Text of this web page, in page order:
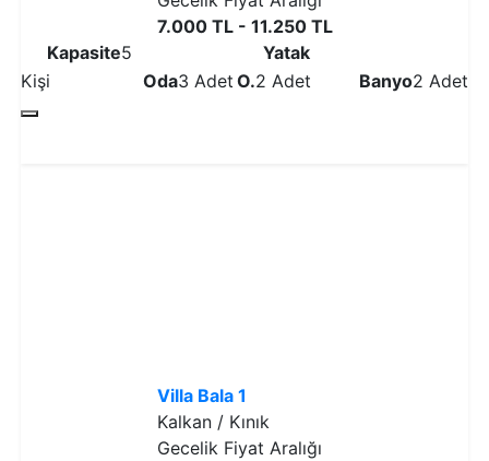
7.000 TL - 11.250 TL
Kapasite5
Kişi
Oda3 Adet
Yatak
O.2 Adet Banyo2 Adet
Villa Bala 1
Kalkan / Kınık
Gecelik Fiyat Aralığı